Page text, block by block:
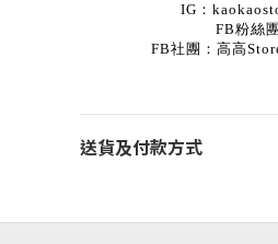
IG：
FB粉絲
FB社團：高高
送貨及付款方式